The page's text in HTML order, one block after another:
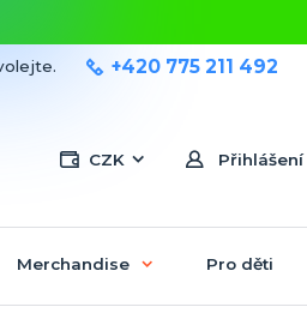
CZK Přihlášení
+420 775 211 492
Merchandise Pro děti